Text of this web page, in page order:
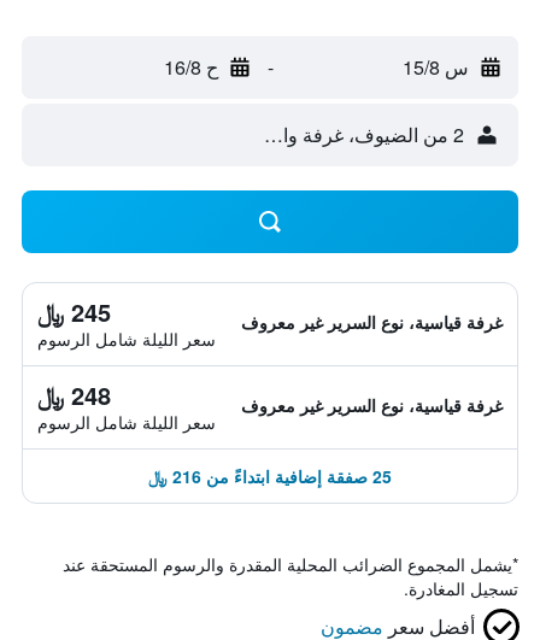
س 15/8 - ح 16/8
2 من الضيوف، غرفة واحدة
غرفة قياسية، نوع السرير غير معروف 245 ﷼
سعر الليلة شامل الرسوم
غرفة قياسية، نوع السرير غير معروف 248 ﷼
سعر الليلة شامل الرسوم
25 صفقة إضافية ابتداءً من 216 ﷼
*يشمل المجموع الضرائب المحلية المقدرة والرسوم المستحقة عند
تسجيل المغادرة.
أفضل سعر مضمون